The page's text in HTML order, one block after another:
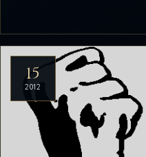
15
2012